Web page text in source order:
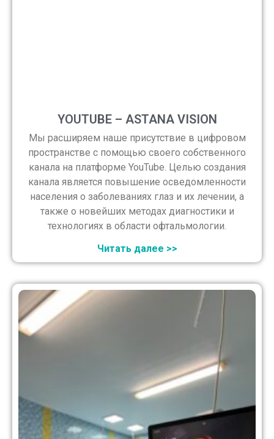
YOUTUBE – ASTANA VISION
Мы расширяем наше присутствие в цифровом
пространстве с помощью своего собственного
канала на платформе YouTube. Целью создания
канала является повышение осведомленности
населения о заболеваниях глаз и их лечении, а
также о новейших методах диагностики и
технологиях в области офтальмологии.
Читать далее >>